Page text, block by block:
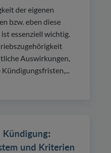
der eigenen
bzw. eben diese
essenziell wichtig.
Auswirkungen,
Kündigung:
und Kriterien